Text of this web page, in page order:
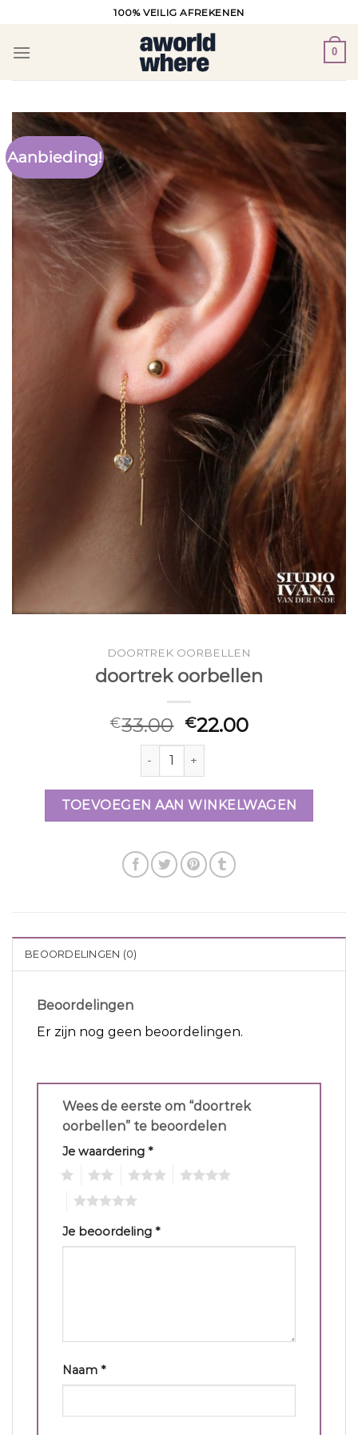
inhoud
100% VEILIG AFREKENEN
0
Aanbieding!
DOORTREK OORBELLEN
doortrek oorbellen
€33.00 €22.00
doortrek oorbellen aantal
TOEVOEGEN AAN WINKELWAGEN
BEOORDELINGEN (0)
Beoordelingen
Er zijn nog geen beoordelingen.
Wees de eerste om “doortrek
oorbellen” te beoordelen
Je waardering *
Je beoordeling *
Naam *